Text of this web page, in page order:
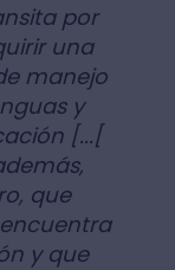
por
una
manejo
y
[...[
que
y que